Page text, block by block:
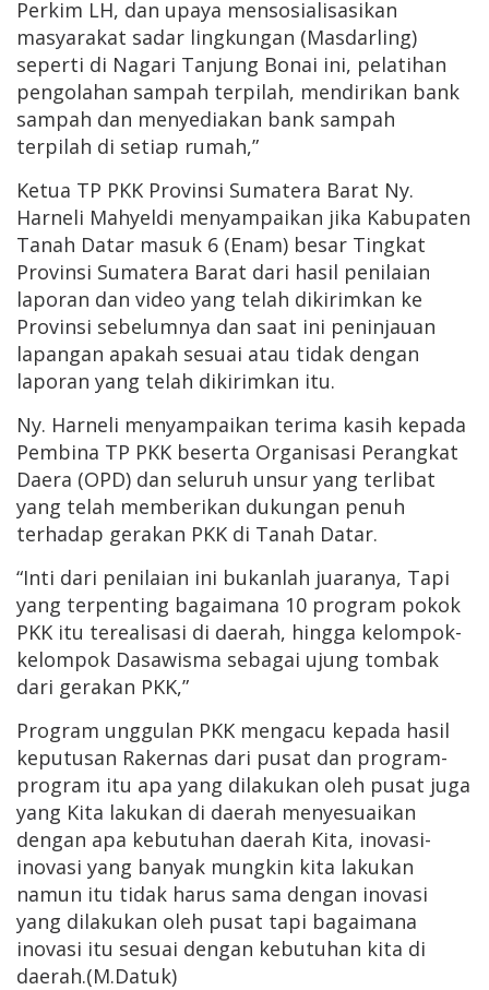
Perkim LH, dan upaya mensosialisasikan
masyarakat sadar lingkungan (Masdarling)
seperti di Nagari Tanjung Bonai ini, pelatihan
pengolahan sampah terpilah, mendirikan bank
sampah dan menyediakan bank sampah
terpilah di setiap rumah,”
Ketua TP PKK Provinsi Sumatera Barat Ny.
Harneli Mahyeldi menyampaikan jika Kabupaten
Tanah Datar masuk 6 (Enam) besar Tingkat
Provinsi Sumatera Barat dari hasil penilaian
laporan dan video yang telah dikirimkan ke
Provinsi sebelumnya dan saat ini peninjauan
lapangan apakah sesuai atau tidak dengan
laporan yang telah dikirimkan itu.
Ny. Harneli menyampaikan terima kasih kepada
Pembina TP PKK beserta Organisasi Perangkat
Daera (OPD) dan seluruh unsur yang terlibat
yang telah memberikan dukungan penuh
terhadap gerakan PKK di Tanah Datar.
“Inti dari penilaian ini bukanlah juaranya, Tapi
yang terpenting bagaimana 10 program pokok
PKK itu terealisasi di daerah, hingga kelompok-
kelompok Dasawisma sebagai ujung tombak
dari gerakan PKK,”
Program unggulan PKK mengacu kepada hasil
keputusan Rakernas dari pusat dan program-
program itu apa yang dilakukan oleh pusat juga
yang Kita lakukan di daerah menyesuaikan
dengan apa kebutuhan daerah Kita, inovasi-
inovasi yang banyak mungkin kita lakukan
namun itu tidak harus sama dengan inovasi
yang dilakukan oleh pusat tapi bagaimana
inovasi itu sesuai dengan kebutuhan kita di
daerah.(M.Datuk)